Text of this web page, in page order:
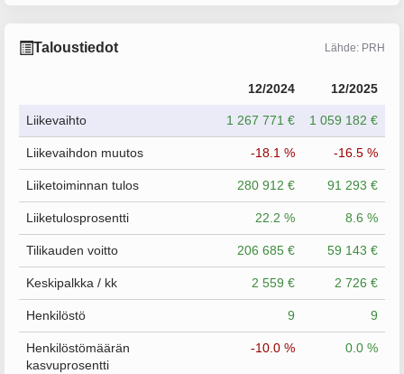
Taloustiedot Lähde: PRH
12/2024 12/2025
Liikevaihto 1 267 771 € 1 059 182 €
Liikevaihdon muutos -18.1 % -16.5 %
Liiketoiminnan tulos 280 912 € 91 293 €
Liiketulosprosentti 22.2 % 8.6 %
Tilikauden voitto 206 685 € 59 143 €
Keskipalkka / kk 2 559 € 2 726 €
Henkilöstö 9 9
Henkilöstömäärän
kasvuprosentti
-10.0 % 0.0 %